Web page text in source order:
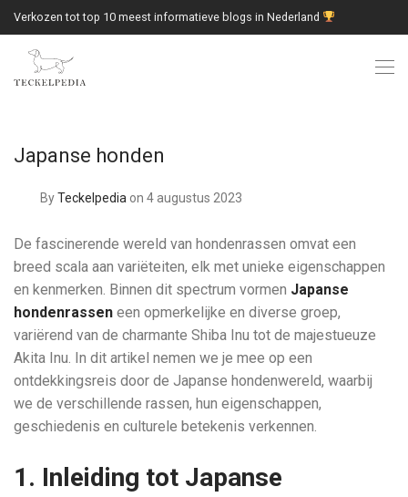
Verkozen tot top 10 meest informatieve blogs in Nederland
Japanse honden
ByTeckelpedia on 4 augustus 2023
De fascinerende wereld van hondenrassen omvat een
breed scala aan variëteiten, elk met unieke eigenschappen
en kenmerken. Binnen dit spectrum vormen Japanse
hondenrassen een opmerkelijke en diverse groep,
variërend van de charmante Shiba Inu tot de majestueuze
Akita Inu. In dit artikel nemen we je mee op een
ontdekkingsreis door de Japanse hondenwereld, waarbij
we de verschillende rassen, hun eigenschappen,
geschiedenis en culturele betekenis verkennen.
1. Inleiding tot Japanse